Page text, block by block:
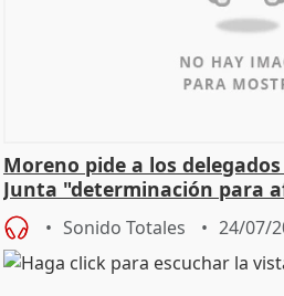
Moreno pide a los
Junta "determinación para
diálog
Sonido Totales 24/07/